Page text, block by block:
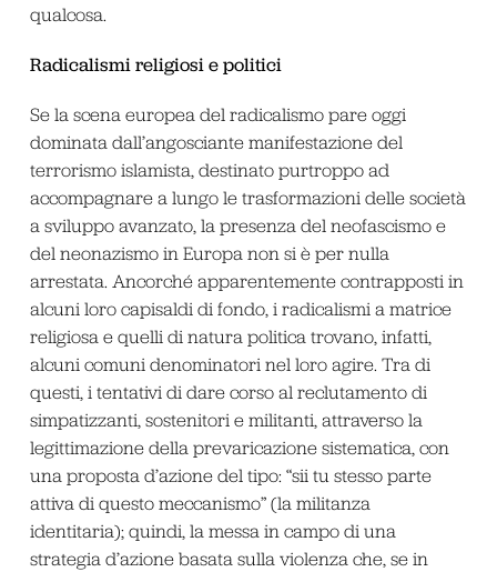
qualcosa.
Radicalismi religiosi e politici
Se la scena europea del radicalismo pare oggi
dominata dall’angosciante manifestazione del
terrorismo islamista, destinato purtroppo ad
accompagnare a lungo le trasformazioni delle società
a sviluppo avanzato, la presenza del neofascismo e
del neonazismo in Europa non si è per nulla
arrestata. Ancorché apparentemente contrapposti in
alcuni loro capisaldi di fondo, i radicalismi a matrice
religiosa e quelli di natura politica trovano, infatti,
alcuni comuni denominatori nel loro agire. Tra di
questi, i tentativi di dare corso al reclutamento di
simpatizzanti, sostenitori e militanti, attraverso la
legittimazione della prevaricazione sistematica, con
una proposta d’azione del tipo: “sii tu stesso parte
attiva di questo meccanismo” (la militanza
identitaria); quindi, la messa in campo di una
strategia d’azione basata sulla violenza che, se in